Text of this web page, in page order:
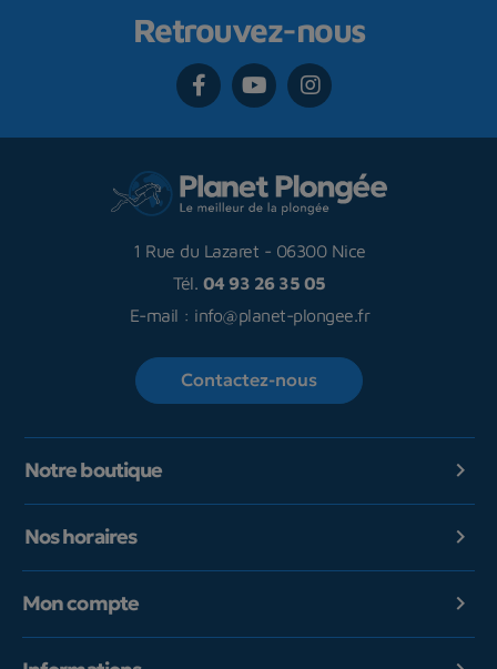
Retrouvez-nous
1 Rue du Lazaret - 06300 Nice
Tél. 04 93 26 35 05
E-mail : info@planet-plongee.fr
Contactez-nous
Notre boutique 
Nos horaires 
Mon compte 